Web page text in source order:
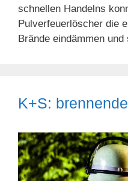
schnellen Handelns
Pulverfeuerlöscher die
Brände eindämmen
K+S: